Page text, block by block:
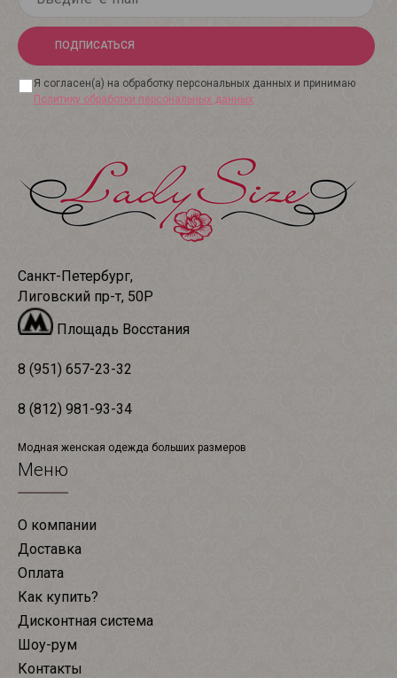
ПОДПИСАТЬСЯ
Я согласен(а) на обработку персональных данных и принимаю
Политику обработки персональных данных
Санкт-Петербург,
Лиговский пр-т, 50Р
Площадь Восстания
8 (951) 657-23-32
8 (812) 981-93-34
Модная женская одежда больших размеров
Меню
О компании
Доставка
Оплата
Как купить?
Дисконтная система
Шоу-рум
Контакты